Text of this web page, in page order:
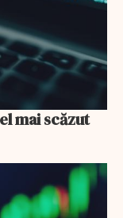
mai scăzut